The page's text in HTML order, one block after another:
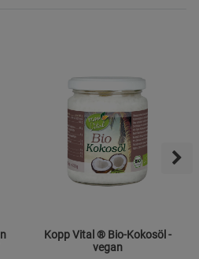
Kopp Vital ® Bio-Kokosöl -
vegan